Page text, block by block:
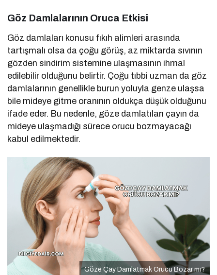
Göz Damlalarının Oruca Etkisi
Göz damlaları konusu fıkıh alimleri arasında
tartışmalı olsa da çoğu görüş, az miktarda sıvının
gözden sindirim sistemine ulaşmasının ihmal
edilebilir olduğunu belirtir. Çoğu tıbbi uzman da göz
damlalarının genellikle burun yoluyla genze ulaşsa
bile mideye gitme oranının oldukça düşük olduğunu
ifade eder. Bu nedenle, göze damlatılan çayın da
mideye ulaşmadığı sürece orucu bozmayacağı
kabul edilmektedir.
Göze Çay Damlatmak Orucu Bozar mı?